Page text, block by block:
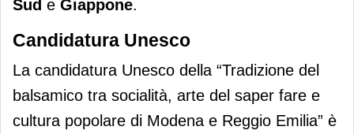
Sud e Giappone.
Candidatura Unesco
La candidatura Unesco della “Tradizione del
balsamico tra socialità, arte del saper fare e
cultura popolare di Modena e Reggio Emilia” è